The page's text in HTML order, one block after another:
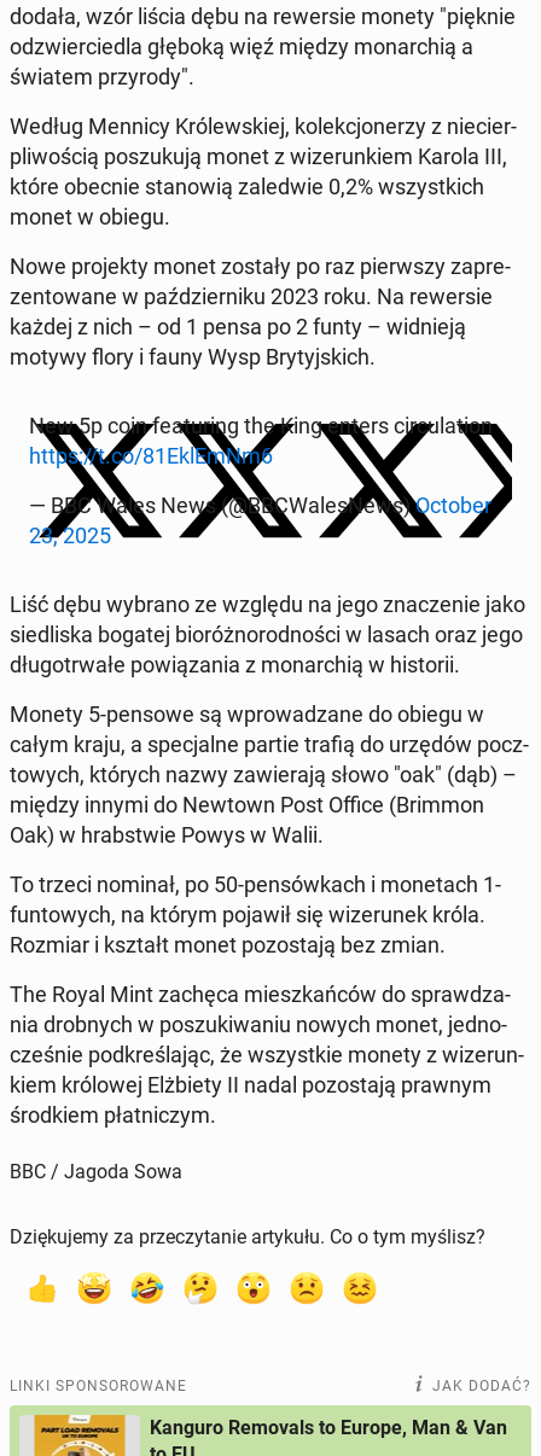
dodała, wzór liścia dębu na re­wer­sie monety "pięknie
od­zwier­cie­dla głęboką więź między mo­nar­chią a
światem przy­ro­dy".
Według Mennicy Kró­lew­skiej, ko­lek­cjo­ne­rzy z nie­cier­
pli­wo­ścią po­szu­ku­ją monet z wi­ze­run­kiem Karola III,
które obecnie sta­no­wią za­le­d­wie 0,2% wszyst­kich
monet w obiegu.
Nowe pro­jek­ty monet zostały po raz pierw­szy za­pre­
zen­to­wa­ne w paź­dzier­ni­ku 2023 roku. Na re­wer­sie
każdej z nich – od 1 pensa po 2 funty – wid­nie­ją
motywy flory i fauny Wysp Bry­tyj­skich.
New 5p coin fe­atu­ring the King enters cir­cu­la­tion
https://t.co/81EklEmNm6
— BBC Wales News (@BBCWa­le­sNews)October
23, 2025
Liść dębu wybrano ze względu na jego zna­cze­nie jako
sie­dli­ska bogatej bio­róż­no­rod­no­ści w lasach oraz jego
dłu­go­trwa­łe po­wią­za­nia z mo­nar­chią w hi­sto­rii.
Monety 5-pensowe są wpro­wa­dza­ne do obiegu w
całym kraju, a spe­cjal­ne partie trafią do urzędów pocz­
to­wych, których nazwy za­wie­ra­ją słowo "oak" (dąb) –
między innymi do Newtown Post Office (Brimmon
Oak) w hrab­stwie Powys w Walii.
To trzeci nominał, po 50-pen­sów­kach i mo­ne­tach 1-
fun­to­wych, na którym pojawił się wi­ze­ru­nek króla.
Rozmiar i kształt monet po­zo­sta­ją bez zmian.
The Royal Mint zachęca miesz­kań­ców do spraw­dza­
nia drob­nych w po­szu­ki­wa­niu nowych monet, jed­no­
cze­śnie pod­kre­śla­jąc, że wszyst­kie monety z wi­ze­run­
kiem kró­lo­wej Elż­bie­ty II nadal po­zo­sta­ją prawnym
środ­kiem płat­ni­czym.
BBC / Jagoda Sowa
Dziękujemy za przeczytanie artykułu. Co o tym myślisz?
LINKI SPONSOROWANE JAK DODAĆ?
Kanguro Removals to Europe, Man & Van